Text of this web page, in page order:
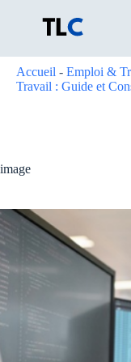
Accueil - Emploi &
Travail : Guide et
image